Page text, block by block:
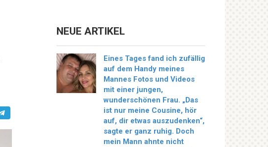
NEUE ARTIKEL
Eines Tages fand ich zufällig
auf dem Handy meines
Mannes Fotos und Videos
mit einer jungen,
wunderschönen Frau. „Das
ist nur meine Cousine, hör
auf, dir etwas auszudenken“,
sagte er ganz ruhig. Doch
mein Mann ahnte nicht